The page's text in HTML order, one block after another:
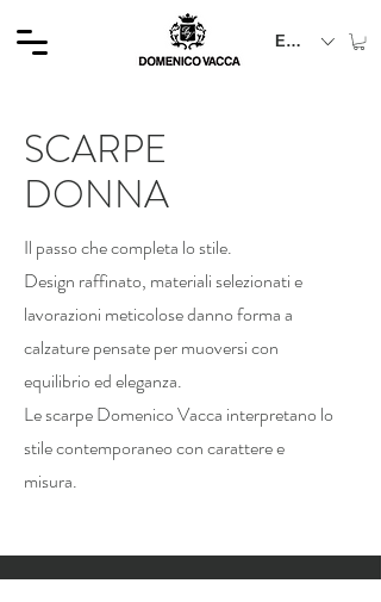
EUR (€)
SCARPE
DONNA
Il passo che completa lo stile.
Design raffinato, materiali selezionati e
lavorazioni meticolose danno forma a
calzature pensate per muoversi con
equilibrio ed eleganza.
Le scarpe Domenico Vacca interpretano lo
stile contemporaneo con carattere e
misura.